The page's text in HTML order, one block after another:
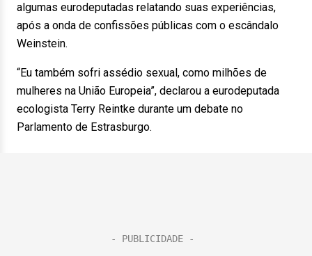
algumas eurodeputadas relatando suas experiências,
após a onda de confissões públicas com o escândalo
Weinstein.
“Eu também sofri assédio sexual, como milhões de
mulheres na União Europeia”, declarou a eurodeputada
ecologista Terry Reintke durante um debate no
Parlamento de Estrasburgo.